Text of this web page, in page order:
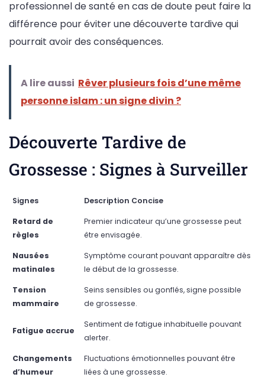
professionnel de santé en cas de doute peut faire la
différence pour éviter une découverte tardive qui
pourrait avoir des conséquences.
A lire aussi Rêver plusieurs fois d’une même
personne islam : un signe divin ?
Découverte Tardive de
Grossesse : Signes à Surveiller
Signes Description Concise
Retard de
règles
Premier indicateur qu’une grossesse peut
être envisagée.
Nausées
matinales
Symptôme courant pouvant apparaître dès
le début de la grossesse.
Tension
mammaire
Seins sensibles ou gonflés, signe possible
de grossesse.
Fatigue accrue
Sentiment de fatigue inhabituelle pouvant
alerter.
Changements
d’humeur
Fluctuations émotionnelles pouvant être
liées à une grossesse.